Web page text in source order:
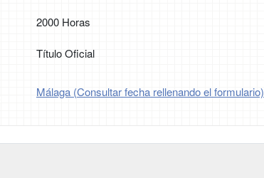
2000 Horas
Título Oficial
Málaga (Consultar fecha rellenando el formulario)